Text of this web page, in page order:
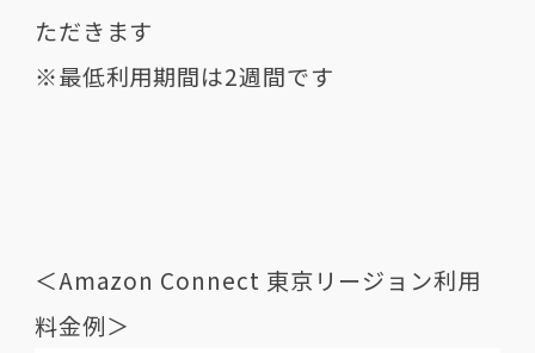
ただきます
※最低利用期間は2週間です
＜Amazon Connect 東京リージョン利用
料金例＞